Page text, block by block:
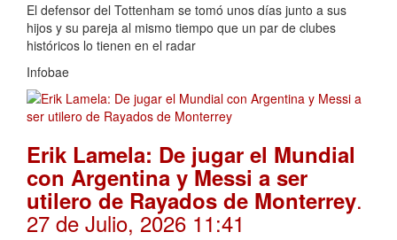
El defensor del Tottenham se tomó unos días junto a sus
hijos y su pareja al mismo tiempo que un par de clubes
históricos lo tienen en el radar
Infobae
Erik Lamela: De jugar el Mundial
con Argentina y Messi a ser
utilero de Rayados de Monterrey.
27 de Julio, 2026 11:41